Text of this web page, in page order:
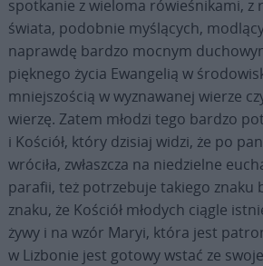
spotkanie z wieloma rówieśnikami, z
świata, podobnie myślących,
naprawdę bardzo mocnym
pięknego życia Ewangelią w
mniejszością w wyznawanej wierze
wierzę. Zatem młodzi tego bardzo
i Kościół, który dzisiaj widzi, że po
wróciła, zwłaszcza na niedzielne
parafii, też potrzebuje takiego znaku
znaku, że Kościół młodych ciągle
żywy i na wzór Maryi, która jest
w Lizbonie jest gotowy wstać ze